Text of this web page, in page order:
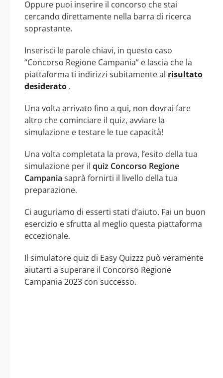
Oppure puoi inserire il concorso che stai
cercando direttamente nella barra di ricerca
soprastante.
Inserisci le parole chiavi, in questo caso
“Concorso Regione Campania” e lascia che la
piattaforma ti indirizzi subitamente al risultato
desiderato .
Una volta arrivato fino a qui, non dovrai fare
altro che cominciare il quiz, avviare la
simulazione e testare le tue capacità!
Una volta completata la prova, l’esito della tua
simulazione per il quiz Concorso Regione
Campania saprà fornirti il livello della tua
preparazione.
Ci auguriamo di esserti stati d’aiuto. Fai un buon
esercizio e sfrutta al meglio questa piattaforma
eccezionale.
Il simulatore quiz di Easy Quizzz può veramente
aiutarti a superare il Concorso Regione
Campania 2023 con successo.